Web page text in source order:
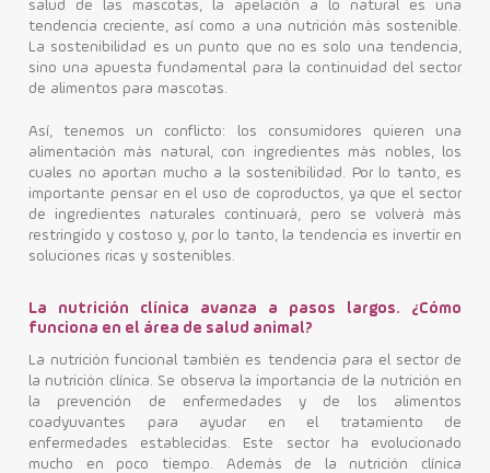
salud de las mascotas, la apelación a lo natural es una
tendencia creciente, así como a una nutrición más sostenible.
La sostenibilidad es un punto que no es solo una tendencia,
sino una apuesta fundamental para la continuidad del sector
de alimentos para mascotas.
Así, tenemos un conflicto: los consumidores quieren una
alimentación más natural, con ingredientes más nobles, los
cuales no aportan mucho a la sostenibilidad. Por lo tanto, es
importante pensar en el uso de coproductos, ya que el sector
de ingredientes naturales continuará, pero se volverá más
restringido y costoso y, por lo tanto, la tendencia es invertir en
soluciones ricas y sostenibles.
La nutrición clínica avanza a pasos largos. ¿Cómo
funciona en el área de salud animal?
La nutrición funcional también es tendencia para el sector de
la nutrición clínica. Se observa la importancia de la nutrición en
la prevención de enfermedades y de los alimentos
coadyuvantes para ayudar en el tratamiento de
enfermedades establecidas. Este sector ha evolucionado
mucho en poco tiempo. Además de la nutrición clínica